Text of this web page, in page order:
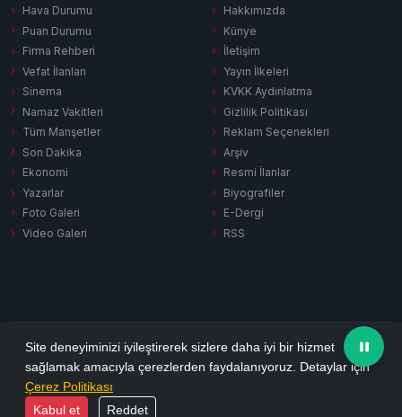
Hava Durumu
Puan Durumu
Firma Rehberi
Vefat İlanları
Sinema
Namaz Vakitleri
Tüm Manşetler
Son Dakika
Ekonomi
Yazarlar
Foto Galeri
Video Galeri
Hakkımızda
Künye
İletişim
Yayın İlkeleri
KVKK Aydınlatma
Gizlilik Politikası
Reklam Seçenekleri
Arşiv
Resmi İlanlar
Biyografiler
E-Dergi
RSS
Gizlilik Politikası KVKK AydınlatmaÇerez PolitikasıRSS
© 2026 Ezine Pusula. Tüm hakları saklıdır.
Yazılım:
Site deneyiminizi iyileştirerek sizlere daha iyi bir hizmet
sağlamak amacıyla çerezlerden faydalanıyoruz. Detaylar için
Çerez Politikası
Kabul et
Reddet